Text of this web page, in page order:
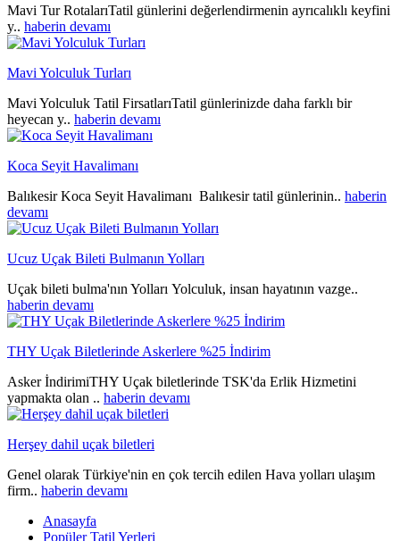
Mavi Tur RotalarıTatil günlerini değerlendirmenin ayrıcalıklı keyfini
y.. haberin devamı
Mavi Yolculuk Turları
Mavi Yolculuk Tatil FirsatlarıTatil günlerinizde daha farklı bir
heyecan y.. haberin devamı
Koca Seyit Havalimanı
Balıkesir Koca Seyit Havalimanı Balıkesir tatil günlerinin.. haberin
devamı
Ucuz Uçak Bileti Bulmanın Yolları
Uçak bileti bulma'nın Yolları Yolculuk, insan hayatının vazge..
haberin devamı
THY Uçak Biletlerinde Askerlere %25 İndirim
Asker İndirimiTHY Uçak biletlerinde TSK'da Erlik Hizmetini
yapmakta olan .. haberin devamı
Herşey dahil uçak biletleri
Genel olarak Türkiye'nin en çok tercih edilen Hava yolları ulaşım
firm.. haberin devamı
Anasayfa
Popüler Tatil Yerleri